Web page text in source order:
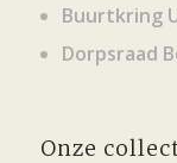
Buurtkring
Dorpsraad
Onze